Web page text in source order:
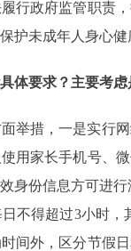
行政府监管职责
护未成年人身心
体要求？主要考
面举措，一是实行
用家长手机号、
身份信息方可进
不得超过3小时
间外，区分节假